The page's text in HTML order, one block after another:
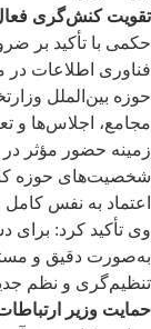
تقویت کنش‌گری فعال
حکمی با تأکید بر
فناوری اطلاعات در
حوزه بین‌الملل
مجامع، اجلاس‌ها و
زمینه حضور مؤثر
شخصیت‌های حوزه
اعتماد به نفس
وی تأکید کرد: برای
به‌صورت دقیق و
تنظیم‌گری و نظم
حمایت وزیر